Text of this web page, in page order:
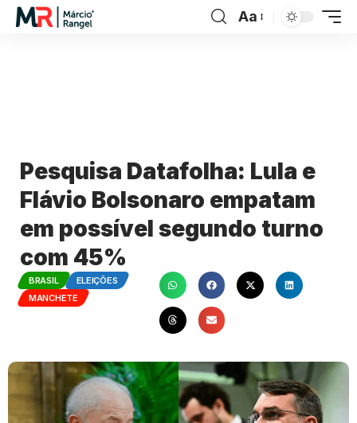
Aa
Pesquisa Datafolha: Lula e
Flávio Bolsonaro empatam
em possível segundo turno
com 45%
BRASIL
ELEIÇÕES
MANCHETE